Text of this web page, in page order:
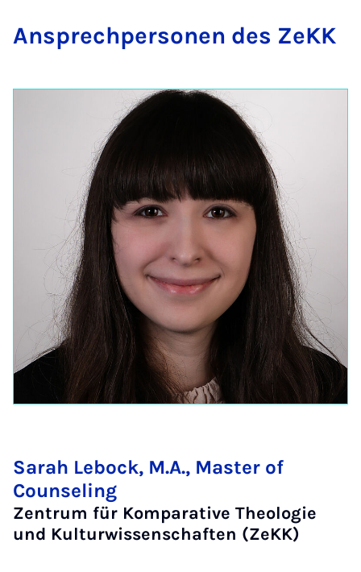
An­sprech­per­so­nen des ZeKK
Sarah Lebock, M.A., Master of
Counseling
Zentrum für Komparative Theologie
und Kulturwissenschaften (ZeKK)